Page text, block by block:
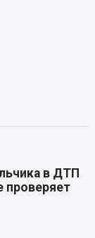
в ДТП
проверяет